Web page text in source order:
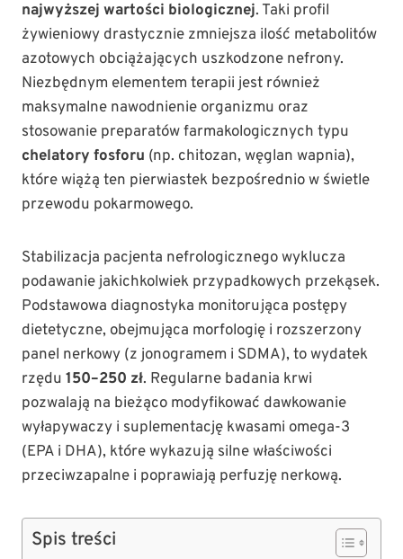
najwyższej wartości biologicznej. Taki profil
żywieniowy drastycznie zmniejsza ilość metabolitów
azotowych obciążających uszkodzone nefrony.
Niezbędnym elementem terapii jest również
maksymalne nawodnienie organizmu oraz
stosowanie preparatów farmakologicznych typu
chelatory fosforu (np. chitozan, węglan wapnia),
które wiążą ten pierwiastek bezpośrednio w świetle
przewodu pokarmowego.
Stabilizacja pacjenta nefrologicznego wyklucza
podawanie jakichkolwiek przypadkowych przekąsek.
Podstawowa diagnostyka monitorująca postępy
dietetyczne, obejmująca morfologię i rozszerzony
panel nerkowy (z jonogramem i SDMA), to wydatek
rzędu 150–250 zł. Regularne badania krwi
pozwalają na bieżąco modyfikować dawkowanie
wyłapywaczy i suplementację kwasami omega-3
(EPA i DHA), które wykazują silne właściwości
przeciwzapalne i poprawiają perfuzję nerkową.
Spis treści